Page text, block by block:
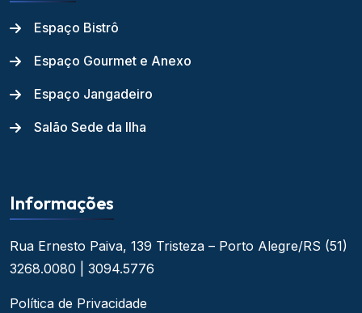
Espaço Bistrô
Espaço Gourmet e Anexo
Espaço Jangadeiro
Salão Sede da Ilha
Informações
Rua Ernesto Paiva, 139 Tristeza – Porto Alegre/RS (51)
3268.0080 | 3094.5776
Política de Privacidade